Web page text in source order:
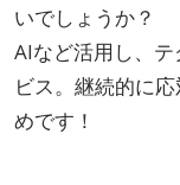
いでしょうか？
AIなど活用し、
ビス。 継続的に
めです！